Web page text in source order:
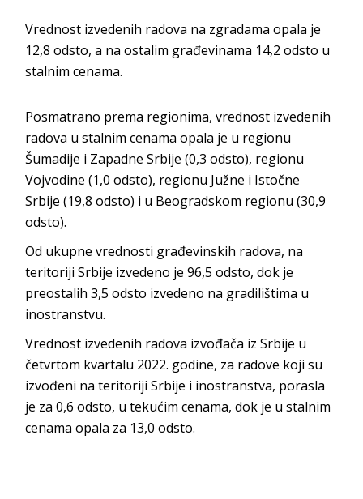
Vrednost izvedenih radova na zgradama opala je
12,8 odsto, a na ostalim građevinama 14,2 odsto u
stalnim cenama.
Posmatrano prema regionima, vrednost izvedenih
radova u stalnim cenama opala je u regionu
Šumadije i Zapadne Srbije (0,3 odsto), regionu
Vojvodine (1,0 odsto), regionu Južne i Istočne
Srbije (19,8 odsto) i u Beogradskom regionu (30,9
odsto).
Od ukupne vrednosti građevinskih radova, na
teritoriji Srbije izvedeno je 96,5 odsto, dok je
preostalih 3,5 odsto izvedeno na gradilištima u
inostranstvu.
Vrednost izvedenih radova izvođača iz Srbije u
četvrtom kvartalu 2022. godine, za radove koji su
izvođeni na teritoriji Srbije i inostranstva, porasla
je za 0,6 odsto, u tekućim cenama, dok je u stalnim
cenama opala za 13,0 odsto.